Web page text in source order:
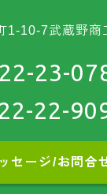
1-10-7武蔵野商
23-
22-
セージ/お問合